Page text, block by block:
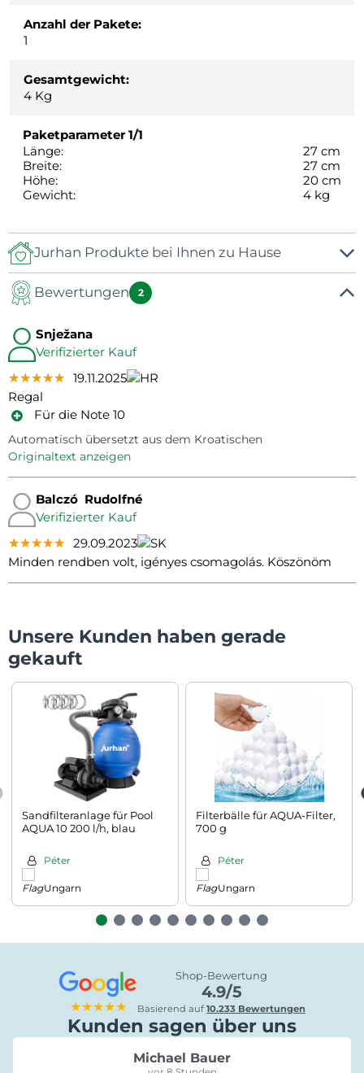
Anzahl der Pakete:
1
Gesamtgewicht:
4 Kg
Paketparameter1/1
Länge:
27 cm
Breite:
27 cm
Höhe:
20 cm
Gewicht:
4 kg
Jurhan Produkte bei Ihnen zu Hause
Bewertungen 2
Snježana
Verifizierter Kauf
★★★★★
★★★★★
★★★★★ 19.11.2025
Regal
Für die Note 10
Automatisch übersetzt aus dem Kroatischen
Originaltext anzeigen
Balczó Rudolfné
Verifizierter Kauf
★★★★★
★★★★★
★★★★★ 29.09.2023
Minden rendben volt, igényes csomagolás. Köszönöm
Unsere Kunden haben gerade
gekauft
Sandfilteranlage für Pool
AQUA 10 200 l/h, blau
Péter
Ungarn
Filterbälle für AQUA-Filter,
700 g
Péter
Ungarn
★★★★★
Shop-Bewertung
4.9/5
Basierend auf10.233 Bewertungen
Kunden sagen über uns
Michael Bauer